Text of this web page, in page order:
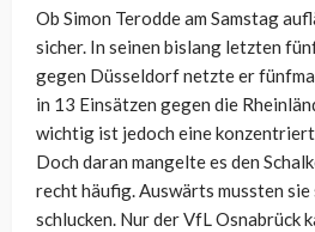
Ob Simon Terodde am Samstag
sicher. In seinen bislang letzten
gegen Düsseldorf netzte er
in 13 Einsätzen gegen die
wichtig ist jedoch eine
Doch daran mangelte es den
recht häufig. Auswärts mussten
schlucken. Nur der VfL Osnabrück